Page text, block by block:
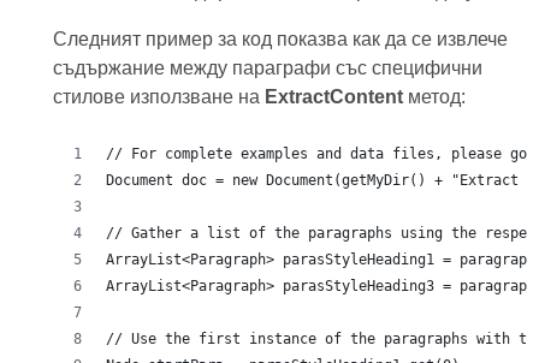
Следният пример за код показва как да се извлече
съдържание между параграфи със специфични
стилове използване на ExtractContentметод: